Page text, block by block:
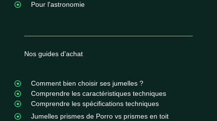
Pour l'astronomie
Nos guides d'achat
Comment bien choisir ses jumelles ?
Comprendre les caractéristiques techniques
Comprendre les spécifications techniques
Jumelles prismes de Porro vs prismes en toit